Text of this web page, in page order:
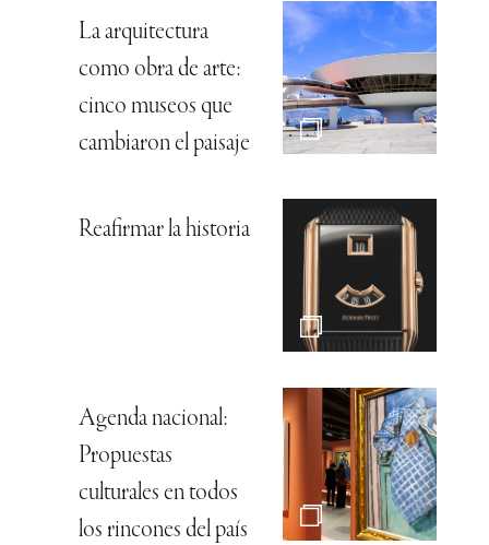
La arquitectura
como obra de arte:
cinco museos que
cambiaron el paisaje
Reafirmar la historia
Agenda nacional:
Propuestas
culturales en todos
los rincones del país